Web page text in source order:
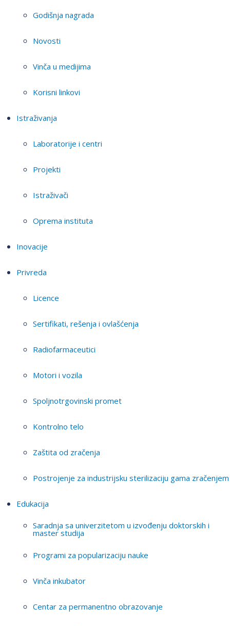
Godišnja nagrada
Novosti
Vinča u medijima
Korisni linkovi
Istraživanja
Laboratorije i centri
Projekti
Istraživači
Oprema instituta
Inovacije
Privreda
Licence
Sertifikati, rešenja i ovlašćenja
Radiofarmaceutici
Motori i vozila
Spoljnotrgovinski promet
Kontrolno telo
Zaštita od zračenja
Postrojenje za industrijsku sterilizaciju gama zračenjem
Edukacija
Saradnja sa univerzitetom u izvođenju doktorskih i
master studija
Programi za popularizaciju nauke
Vinča inkubator
Centar za permanentno obrazovanje